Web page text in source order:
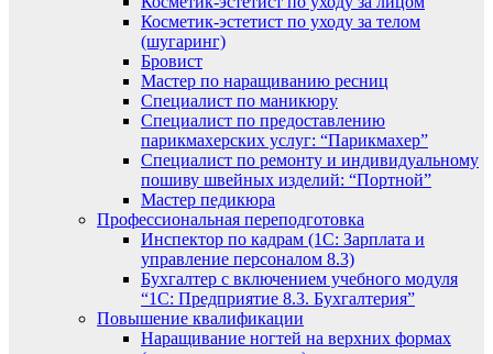
Косметик-эстетист по уходу за телом
(шугаринг)
Бровист
Мастер по наращиванию ресниц
Специалист по маникюру
Специалист по предоставлению
парикмахерских услуг: “Парикмахер”
Специалист по ремонту и индивидуальному
пошиву швейных изделий: “Портной”
Мастер педикюра
Профессиональная переподготовка
Инспектор по кадрам (1С: Зарплата и
управление персоналом 8.3)
Бухгалтер с включением учебного модуля
“1С: Предприятие 8.3. Бухгалтерия”
Повышение квалификации
Наращивание ногтей на верхних формах